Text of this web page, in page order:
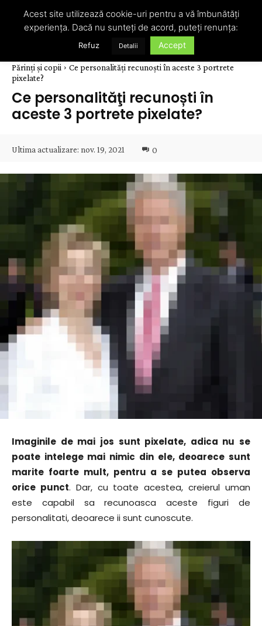
Părinți și copii
Ce personalităţi recunoști în aceste 3 portrete
pixelate?
Ce personalităţi recunoști în
aceste 3 portrete pixelate?
Ultima actualizare: nov. 19, 2021 0
Imaginile de mai jos sunt pixelate, adica nu se
poate intelege mai nimic din ele, deoarece sunt
marite foarte mult, pentru a se putea observa
orice punct. Dar, cu toate acestea, creierul uman
este capabil sa recunoasca aceste figuri de
personalitati, deoarece ii sunt cunoscute.
Acest site utilizează cookie-uri pentru a vă îmbunătăți
experiența. Dacă nu sunteți de acord, puteți renunța:
Refuz Detalii Accept